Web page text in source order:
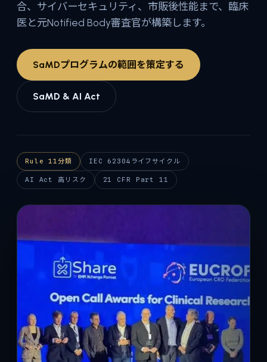
合、サイバーセキュリティ、市販後性能まで、臨床
医と元Notified Body審査官が構築します。
SaMDプログラムの範囲を策定する
SaMD & AI Act
Rule 11分類 IEC 62304ライフサイクル
AI Act 高リスク 21 CFR Part 11